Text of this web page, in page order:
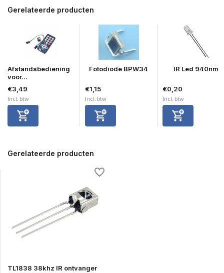
Gerelateerde producten
Afstandsbediening
voor...
€3,49
Incl. btw
Fotodiode BPW34
€1,15
Incl. btw
IR Led 940nm
€0,20
Incl. btw
Gerelateerde producten
TL1838 38khz IR ontvanger